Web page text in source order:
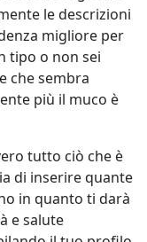
le descrizioni
migliore per
tipo o non sei
che sembra
più il muco è
tutto ciò che è
di inserire quante
in quanto ti darà
e salute